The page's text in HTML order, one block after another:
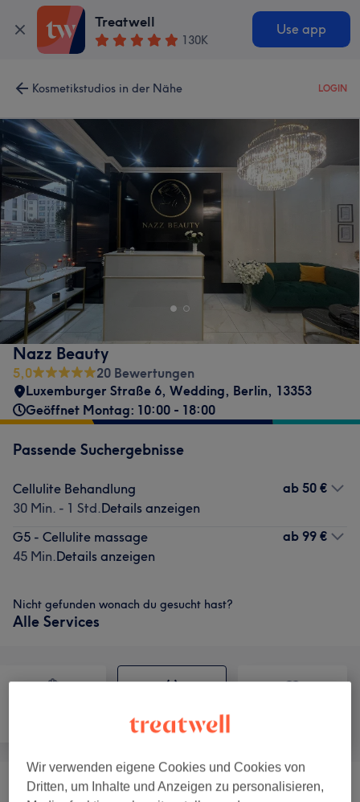
Treatwell
130K
Use app
Kosmetikstudios in der Nähe LOGIN
Nazz Beauty
5,0
20 Bewertungen
Luxemburger Straße 6, Wedding, Berlin, 13353
Geöffnet Montag: 10:00 - 18:00
Passende Suchergebnisse
Cellulite Behandlung
30 Min. - 1 Std.Details anzeigen
ab 50 €
G5 - Cellulite massage
45 Min.Details anzeigen
ab 99 €
Nicht gefunden wonach du gesucht hast?
Alle Services
Körper
Gewichts- & Cellulite Behandlungen (1) ab 50 €
Wir verwenden eigene Cookies und Cookies von
Dritten, um Inhalte und Anzeigen zu personalisieren,